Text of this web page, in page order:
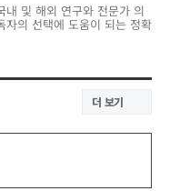
내 및 해외 연구와 전문가 의
자의 선택에 도움이 되는 정확
더 보기